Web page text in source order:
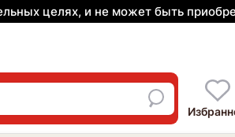
целях, и не может быть